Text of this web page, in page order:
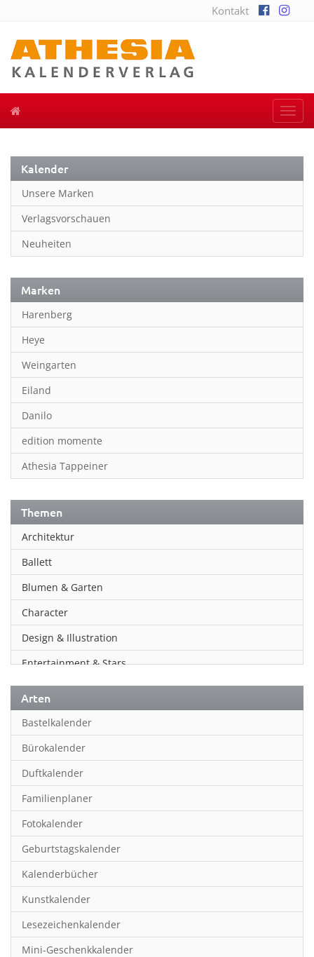
Kontakt
Kalender
Unsere Marken
Verlagsvorschauen
Neuheiten
Marken
Harenberg
Heye
Weingarten
Eiland
Danilo
edition momente
Athesia Tappeiner
Themen
Architektur
Ballett
Blumen & Garten
Character
Design & Illustration
Entertainment & Stars
Erotik
Essen & Trinken
Familienplaner
Fantasy
Film
Fotokunst
Frauen
Fußball
Gaming
Geburtstagskalender
Geschichte
Arten
Bastelkalender
Bürokalender
Duftkalender
Familienplaner
Fotokalender
Geburtstagskalender
Kalenderbücher
Kunstkalender
Lesezeichenkalender
Mini-Geschenkkalender